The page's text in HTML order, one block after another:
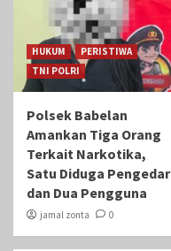
HUKUM
PERISTIWA
TNI POLRI
Polsek Babelan
Amankan Tiga Orang
Terkait Narkotika,
Satu Diduga Pengedar
dan Dua Pengguna
jamal zonta 0